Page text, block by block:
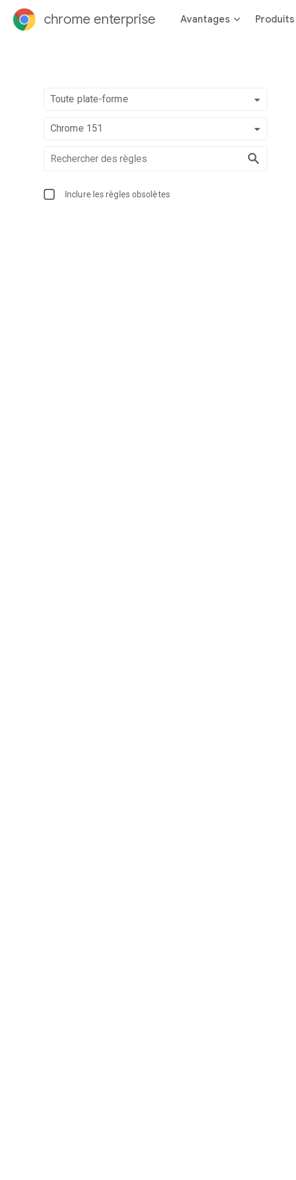
chrome enterprise Avantages Produits
Toute plate-forme
Chrome 151
Inclure les règles obsolètes